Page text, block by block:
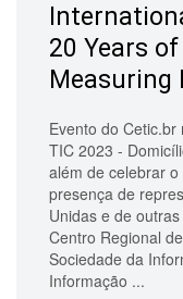
20 Years
Measuring
Evento do
TIC 2023 -
além de celebrar
presença de
Unidas e de
Centro Regional
Sociedade da
Informação ...